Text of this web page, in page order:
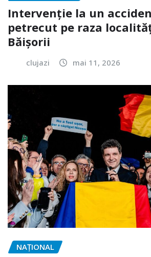
Intervenție la un
petrecut pe raza
Băișorii
clujazi mai 11, 2026
NAŢIONAL